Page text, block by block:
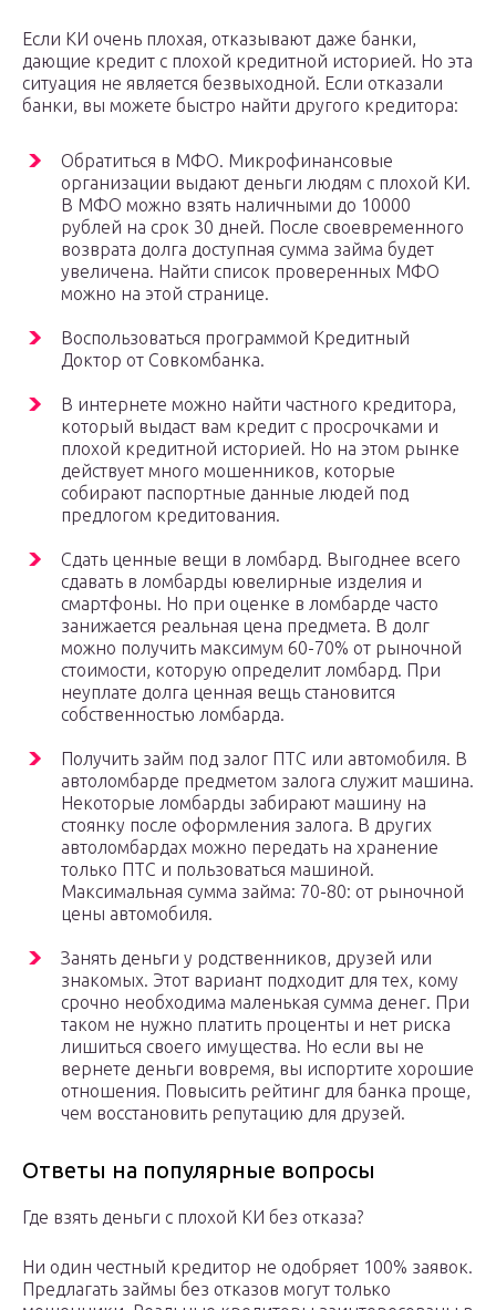
Если КИ очень плохая, отказывают даже банки,
дающие кредит с плохой кредитной историей. Но эта
ситуация не является безвыходной. Если отказали
банки, вы можете быстро найти другого кредитора:
Обратиться в МФО. Микрофинансовые
организации выдают деньги людям с плохой КИ.
В МФО можно взять наличными до 10000
рублей на срок 30 дней. После своевременного
возврата долга доступная сумма займа будет
увеличена. Найти список проверенных МФО
можно на этой странице.
Воспользоваться программой Кредитный
Доктор от Совкомбанка.
В интернете можно найти частного кредитора,
который выдаст вам кредит с просрочками и
плохой кредитной историей. Но на этом рынке
действует много мошенников, которые
собирают паспортные данные людей под
предлогом кредитования.
Сдать ценные вещи в ломбард. Выгоднее всего
сдавать в ломбарды ювелирные изделия и
смартфоны. Но при оценке в ломбарде часто
занижается реальная цена предмета. В долг
можно получить максимум 60-70% от рыночной
стоимости, которую определит ломбард. При
неуплате долга ценная вещь становится
собственностью ломбарда.
Получить займ под залог ПТС или автомобиля. В
автоломбарде предметом залога служит машина.
Некоторые ломбарды забирают машину на
стоянку после оформления залога. В других
автоломбардах можно передать на хранение
только ПТС и пользоваться машиной.
Максимальная сумма займа: 70-80: от рыночной
цены автомобиля.
Занять деньги у родственников, друзей или
знакомых. Этот вариант подходит для тех, кому
срочно необходима маленькая сумма денег. При
таком не нужно платить проценты и нет риска
лишиться своего имущества. Но если вы не
вернете деньги вовремя, вы испортите хорошие
отношения. Повысить рейтинг для банка проще,
чем восстановить репутацию для друзей.
Ответы на популярные вопросы
Где взять деньги с плохой КИ без отказа?
Ни один честный кредитор не одобряет 100% заявок.
Предлагать займы без отказов могут только